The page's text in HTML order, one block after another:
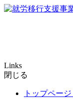
Links
閉じる
トップページ